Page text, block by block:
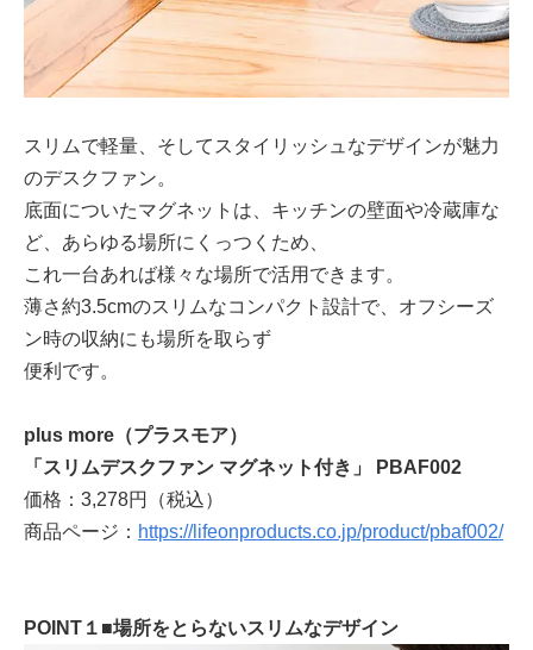
スリムで軽量、そしてスタイリッシュなデザインが魅力
のデスクファン。
底面についたマグネットは、キッチンの壁面や冷蔵庫な
ど、あらゆる場所にくっつくため、
これ一台あれば様々な場所で活用できます。
薄さ約3.5cmのスリムなコンパクト設計で、オフシーズ
ン時の収納にも場所を取らず
便利です。
plus more（プラスモア）
「スリムデスクファン マグネット付き」 PBAF002
価格：3,278円（税込）
商品ページ： https://lifeonproducts.co.jp/product/pbaf002/
POINT１■場所をとらないスリムなデザイン